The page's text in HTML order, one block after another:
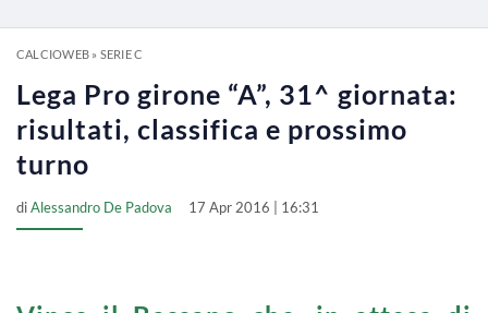
CALCIOWEB» SERIE C
Lega Pro girone “A”, 31^ giornata:
risultati, classifica e prossimo
turno
diAlessandro De Padova 17 Apr 2016 | 16:31